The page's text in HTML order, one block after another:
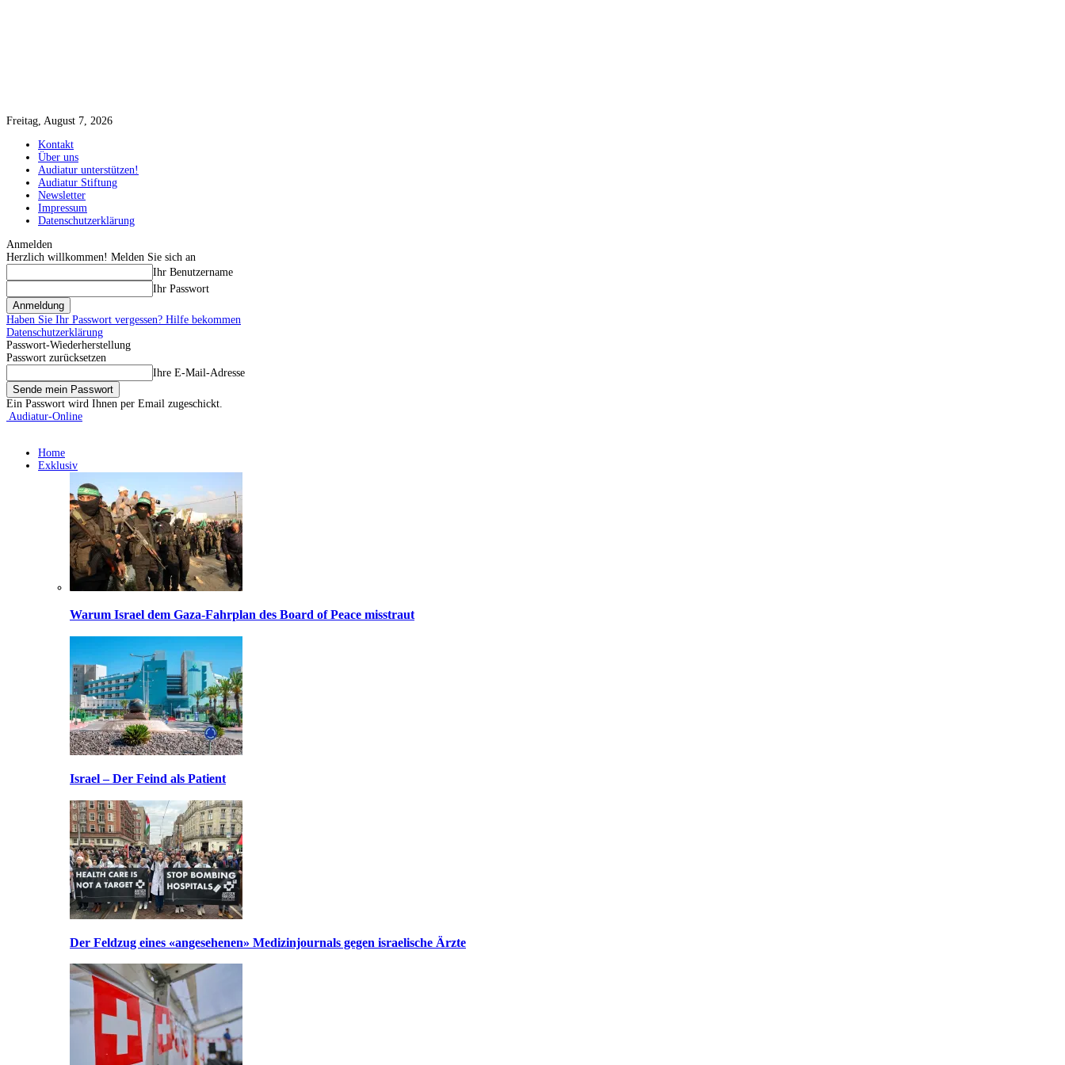
Freitag, August 7, 2026
Kontakt
Über uns
Audiatur unterstützen!
Audiatur Stiftung
Newsletter
Impressum
Datenschutzerklärung
Anmelden
Herzlich willkommen! Melden Sie sich an
Ihr Benutzername
Ihr Passwort
Haben Sie Ihr Passwort vergessen? Hilfe bekommen
Datenschutzerklärung
Passwort-Wiederherstellung
Passwort zurücksetzen
Ihre E-Mail-Adresse
Ein Passwort wird Ihnen per Email zugeschickt.
Audiatur-Online
Home
Exklusiv
Warum Israel dem Gaza-Fahrplan des Board of Peace misstraut
Israel – Der Feind als Patient
Der Feldzug eines «angesehenen» Medizinjournals gegen israelische Ärzte